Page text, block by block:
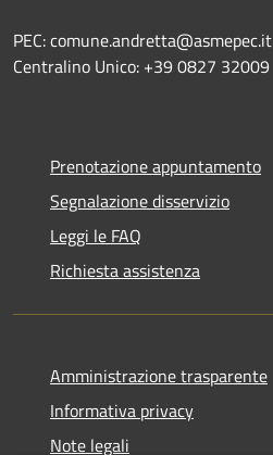
PEC: comune.andretta@asmepec.it
Centralino Unico: +39 0827 32009
Prenotazione appuntamento
Segnalazione disservizio
Leggi le FAQ
Richiesta assistenza
Amministrazione trasparente
Informativa privacy
Note legali